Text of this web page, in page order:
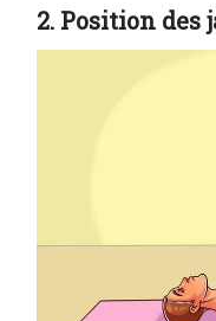
2. Position des